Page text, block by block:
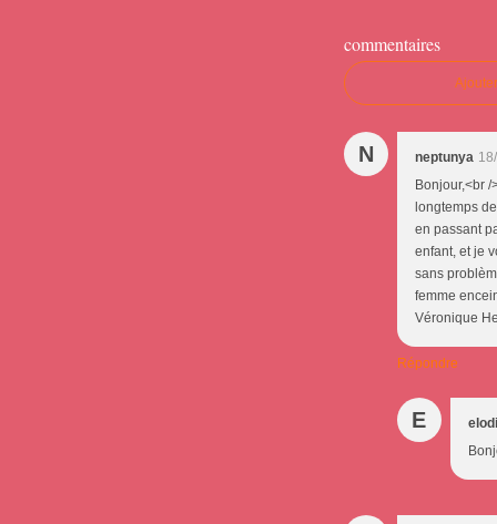
commentaires
N neptunya
Bonjour,<br
longtemps
en passant
enfant, et je
sans
femme
Véronique
Répondre
E